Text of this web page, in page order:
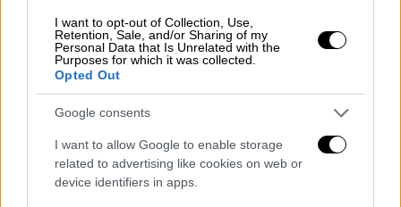
I want to opt-out of Collection, Use,
Retention, Sale, and/or Sharing of my
Personal Data that Is Unrelated with the
Purposes for which it was collected.
Opted Out
Google consents
I want to allow Google to enable storage
related to advertising like cookies on web or
device identifiers in apps.
νομοσχέδιο για τα ομόφυλα θα
προκαλέσει ζητήματα στα
ληξιαρχεία
Σύμφωνα με την ίδια «το υπουργείο
Πολιτισμού, απαντά με αρχαιολογικό
μια πρωτοφανή έκταση στις Αιγές»